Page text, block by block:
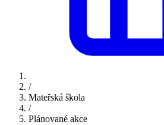
/
Mateřská škola
/
Plánované akce